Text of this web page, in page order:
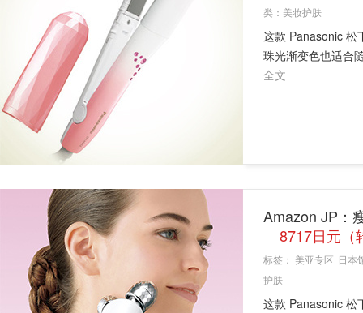
类： 美妆护肤
这款 Panasonic 松
珠光渐变色也适合
全文
Amazon JP：
8717日元（
标签： 美亚专区 日本
护肤
这款 Panasonic 松